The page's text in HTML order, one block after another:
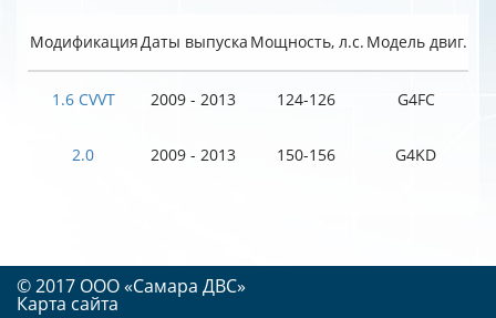
МодификацияДаты выпуска Мощность, л.с. Модель двиг.
1.6 CVVT 2009 - 2013 124-126 G4FC
2.0 2009 - 2013 150-156 G4KD
© 2017 OOO «Самара ДВС»
Карта сайта